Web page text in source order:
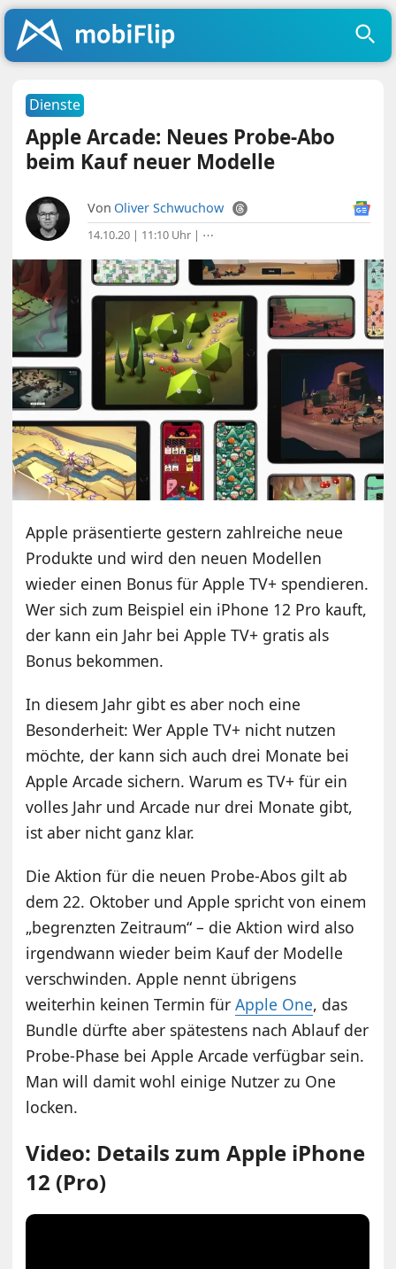
Dienste
Apple Arcade: Neues Probe-Abo
beim Kauf neuer Modelle
Von Oliver Schwuchow
14.10.20 | 11:10 Uhr | ⋯
Apple präsentierte gestern zahlreiche neue
Produkte und wird den neuen Modellen
wieder einen Bonus für Apple TV+ spendieren.
Wer sich zum Beispiel ein iPhone 12 Pro kauft,
der kann ein Jahr bei Apple TV+ gratis als
Bonus bekommen.
In diesem Jahr gibt es aber noch eine
Besonderheit: Wer Apple TV+ nicht nutzen
möchte, der kann sich auch drei Monate bei
Apple Arcade sichern. Warum es TV+ für ein
volles Jahr und Arcade nur drei Monate gibt,
ist aber nicht ganz klar.
Die Aktion für die neuen Probe-Abos gilt ab
dem 22. Oktober und Apple spricht von einem
„begrenzten Zeitraum“ – die Aktion wird also
irgendwann wieder beim Kauf der Modelle
verschwinden. Apple nennt übrigens
weiterhin keinen Termin fürApple One, das
Bundle dürfte aber spätestens nach Ablauf der
Probe-Phase bei Apple Arcade verfügbar sein.
Man will damit wohl einige Nutzer zu One
locken.
Video: Details zum Apple iPhone
12 (Pro)